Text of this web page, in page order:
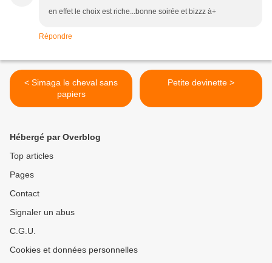
en effet le choix est riche...bonne soirée et bizzz à+
Répondre
< Simaga le cheval sans
papiers
Petite devinette >
Hébergé par Overblog
Top articles
Pages
Contact
Signaler un abus
C.G.U.
Cookies et données personnelles